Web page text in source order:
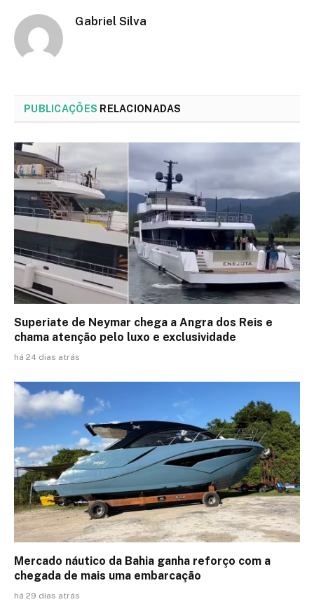
Gabriel Silva
PUBLICAÇÕES RELACIONADAS
Superiate de Neymar chega a Angra dos Reis e
chama atenção pelo luxo e exclusividade
há 24 dias atrás
Mercado náutico da Bahia ganha reforço com a
chegada de mais uma embarcação
há 29 dias atrás